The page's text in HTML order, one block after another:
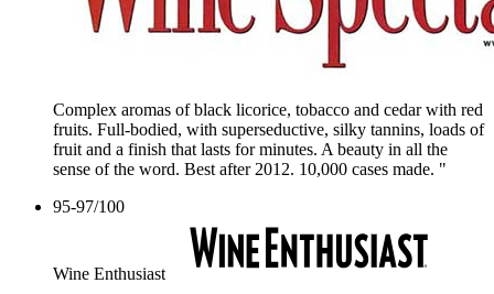
Complex aromas of black licorice, tobacco and cedar with red
fruits. Full-bodied, with superseductive, silky tannins, loads of
fruit and a finish that lasts for minutes. A beauty in all the
sense of the word. Best after 2012. 10,000 cases made. "
95-97/100
Wine Enthusiast